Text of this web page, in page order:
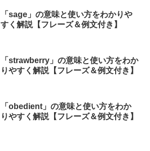
「sage」の意味と使い方をわかりや
すく解説【フレーズ＆例文付き】
「strawberry」の意味と使い方をわか
りやすく解説【フレーズ＆例文付き】
「obedient」の意味と使い方をわか
りやすく解説【フレーズ＆例文付き】